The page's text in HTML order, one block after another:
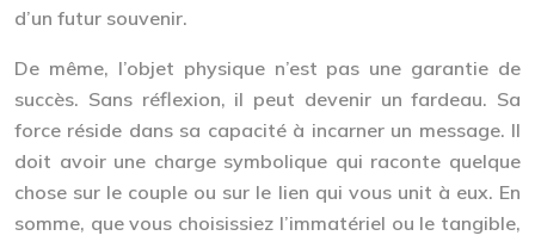
d’un futur souvenir.
De même, l’objet physique n’est pas une garantie de
succès. Sans réflexion, il peut devenir un fardeau. Sa
force réside dans sa capacité à incarner un message. Il
doit avoir une charge symbolique qui raconte quelque
chose sur le couple ou sur le lien qui vous unit à eux. En
somme, que vous choisissiez l’immatériel ou le tangible,